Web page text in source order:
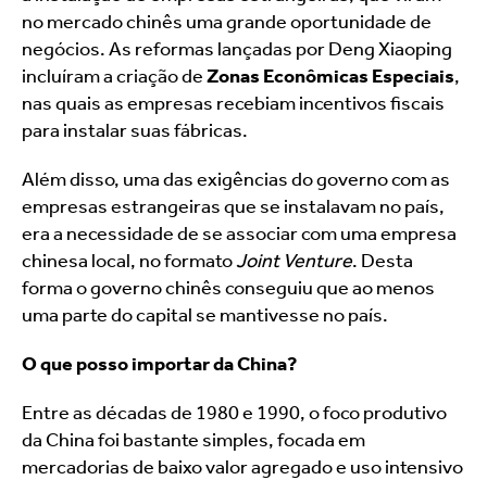
no mercado chinês uma grande oportunidade de
negócios. As reformas lançadas por Deng Xiaoping
incluíram a criação de Zonas Econômicas Especiais,
nas quais as empresas recebiam incentivos fiscais
para instalar suas fábricas.
Além disso, uma das exigências do governo com as
empresas estrangeiras que se instalavam no país,
era a necessidade de se associar com uma empresa
chinesa local, no formato Joint Venture. Desta
forma o governo chinês conseguiu que ao menos
uma parte do capital se mantivesse no país.
O que posso importar da China?
Entre as décadas de 1980 e 1990, o foco produtivo
da China foi bastante simples, focada em
mercadorias de baixo valor agregado e uso intensivo